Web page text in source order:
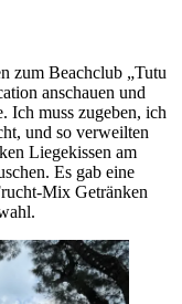
zum Beachclub „Tutu
anschauen und
Ich muss zugeben, ich
und so verweilten
Liegekissen am
Es gab eine
Mix Getränken